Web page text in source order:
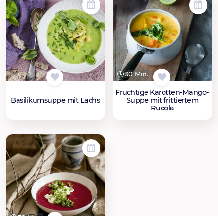
Basilikumsuppe mit Lachs
30 Min.
Fruchtige Karotten-Mango-
Suppe mit frittiertem
Rucola